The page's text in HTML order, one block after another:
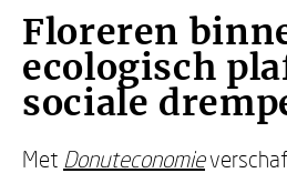
Floreren
ecologisch
sociale
Met Donuteconomie